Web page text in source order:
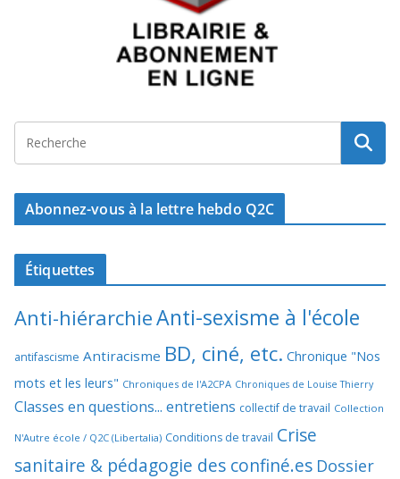
Abonnez-vous à la lettre hebdo Q2C
Étiquettes
Anti-hiérarchieAnti-sexisme à l'école
antifascisme Antiracisme BD, ciné, etc. Chronique "Nos
mots et les leurs" Chroniques de l'A2CPA Chroniques de Louise Thierry
Classes en questions... entretiens collectif de travail Collection
N'Autre école / Q2C (Libertalia) Conditions de travail Crise
sanitaire & pédagogie des confiné.es Dossier